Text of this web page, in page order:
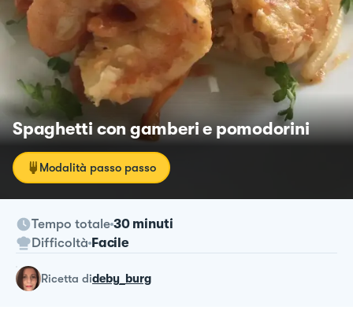
Spaghetti con gamberi e pomodorini
Modalità passo passo
Tempo totale 30 minuti
Difficoltà Facile
ricetta dideby_burg